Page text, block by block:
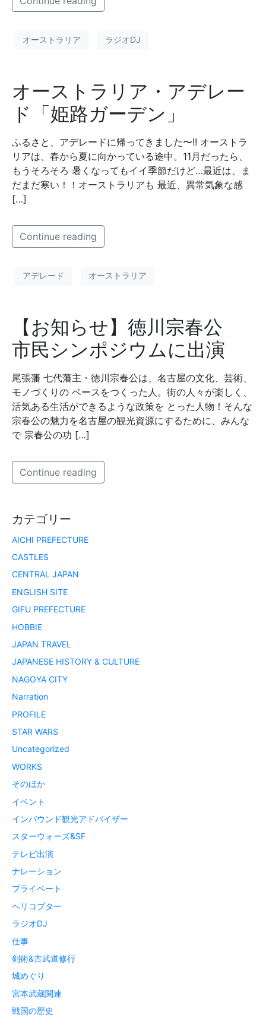
オーストラリア ラジオDJ
オーストラリア・アデレー
ド「姫路ガーデン」
ふるさと、アデレードに帰ってきました〜!! オーストラ
リアは、春から夏に向かっている途中。11月だったら、
もうそろそろ 暑くなってもイイ季節だけど…最近は、ま
だまだ寒い！！オーストラリアも 最近、異常気象な感
[…]
Continue reading
アデレード オーストラリア
【お知らせ】徳川宗春公
市民シンポジウムに出演
尾張藩 七代藩主・徳川宗春公は、名古屋の文化、芸術、
モノづくりの ベースをつくった人。街の人々が楽しく、
活気ある生活ができるような政策を とった人物！そんな
宗春公の魅力を名古屋の観光資源にするために、みんな
で 宗春公の功 […]
Continue reading
カテゴリー
AICHI PREFECTURE
CASTLES
CENTRAL JAPAN
ENGLISH SITE
GIFU PREFECTURE
HOBBIE
JAPAN TRAVEL
JAPANESE HISTORY & CULTURE
NAGOYA CITY
Narration
PROFILE
STAR WARS
Uncategorized
WORKS
そのほか
イベント
インバウンド観光アドバイザー
スターウォーズ&SF
テレビ出演
ナレーション
プライベート
ヘリコプター
ラジオDJ
仕事
剣術&古武道修行
城めぐり
宮本武蔵関連
戦国の歴史